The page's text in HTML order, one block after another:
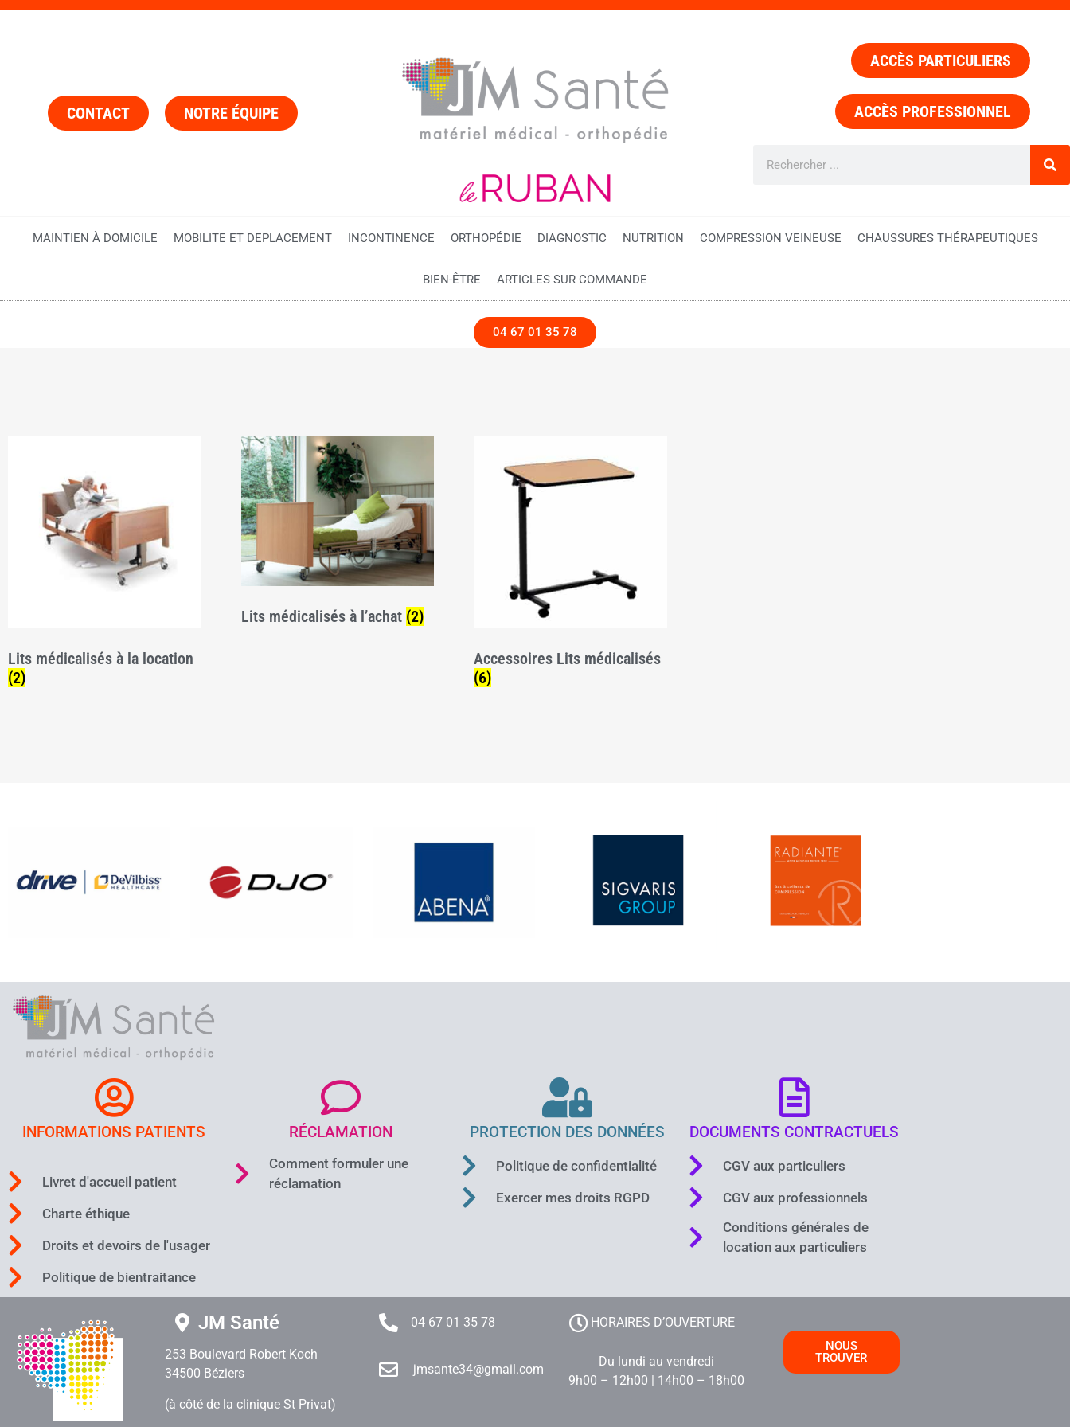
CONTACT NOTRE ÉQUIPE
ACCÈS PARTICULIERS
ACCÈS PROFESSIONNEL
MAINTIEN À DOMICILE MOBILITE ET DEPLACEMENT INCONTINENCE ORTHOPÉDIE DIAGNOSTIC NUTRITION COMPRESSION VEINEUSE CHAUSSURES THÉRAPEUTIQUES
BIEN-ÊTRE ARTICLES SUR COMMANDE
04 67 01 35 78
Lits médicalisés à la location
(2)
Lits médicalisés à l’achat (2)
Accessoires Lits médicalisés
(6)
INFORMATIONS PATIENTS
Livret d'accueil patient
Charte éthique
Droits et devoirs de l'usager
Politique de bientraitance
RÉCLAMATION
Comment formuler une
réclamation
PROTECTION DES DONNÉES
Politique de confidentialité
Exercer mes droits RGPD
DOCUMENTS CONTRACTUELS
CGV aux particuliers
CGV aux professionnels
Conditions générales de
location aux particuliers
JM Santé
253 Boulevard Robert Koch
34500 Béziers
(à côté de la clinique St Privat)
04 67 01 35 78
jmsante34@gmail.com
HORAIRES D’OUVERTURE
Du lundi au vendredi
9h00 – 12h00 | 14h00 – 18h00
NOUS
TROUVER